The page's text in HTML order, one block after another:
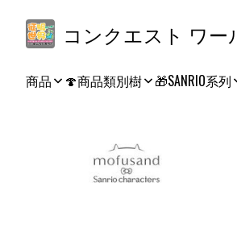
商品 🍄商品類別樹 🎁SANRIO系列